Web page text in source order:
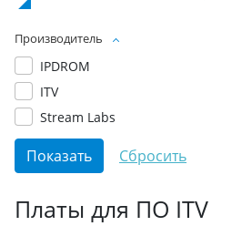
Производитель
IPDROM
ITV
Stream Labs
Платы для ПО ITV